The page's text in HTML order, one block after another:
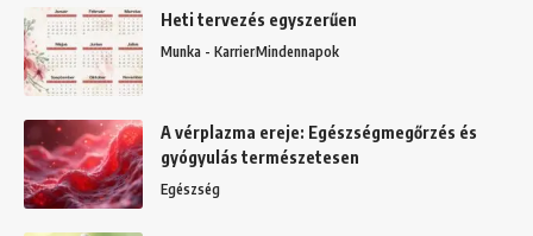
Heti tervezés egyszerűen
Munka - KarrierMindennapok
A vérplazma ereje: Egészségmegőrzés és
gyógyulás természetesen
Egészség